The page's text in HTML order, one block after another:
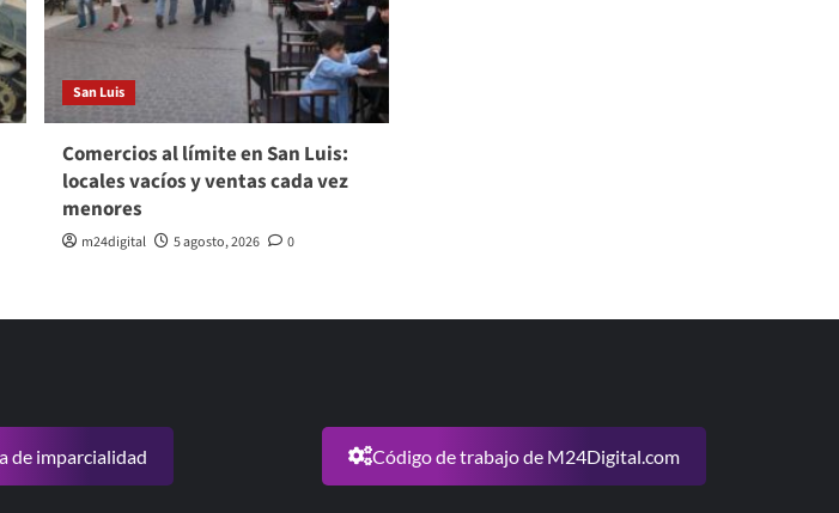
San Luis
Comercios al límite en San Luis:
locales vacíos y ventas cada vez
menores
m24digital 5 agosto, 2026 0
de imparcialidad Código de trabajo de M24Digital.com